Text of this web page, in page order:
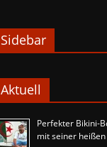
Sidebar
Aktuell
Perfekter Bikini-
mit seiner